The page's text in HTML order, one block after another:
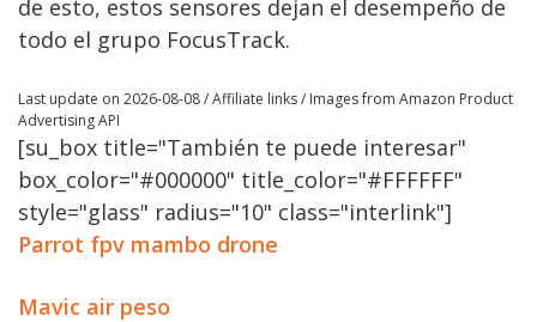
de esto, estos sensores dejan el desempeño de
todo el grupo FocusTrack.
Last update on 2026-08-08 / Affiliate links / Images from Amazon Product
Advertising API
[su_box title="También te puede interesar"
box_color="#000000" title_color="#FFFFFF"
style="glass" radius="10" class="interlink"]
Parrot fpv mambo drone
Mavic air peso